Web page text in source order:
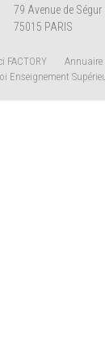
79 Avenue de Ségur
75015 PARIS
FACTORY
Annuaire
Enseignement